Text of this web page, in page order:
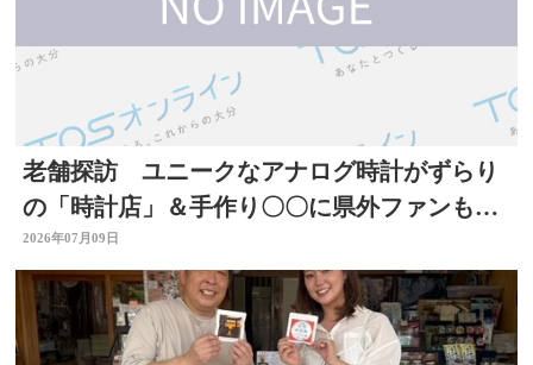
老舗探訪 ユニークなアナログ時計がずらり
の「時計店」＆手作り〇〇に県外ファンもい
る「酒店」 大分
2026年07月09日